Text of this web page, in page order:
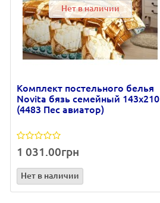
Нет в наличии
Комплект постельного белья
Novita бязь семейный 143х210
(4483 Пес авиатор)
1 031.00грн
Нет в наличии